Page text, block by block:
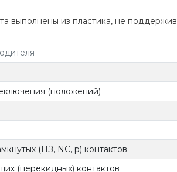
выполнены из пластика, не
(положений)
(НЗ, NC, р) контактов
(перекидных) контактов